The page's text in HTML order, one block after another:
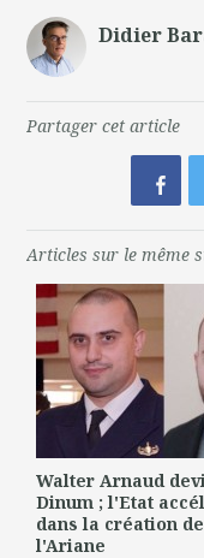
Didier
Partager cet article
Articles sur le même
Walter Arnaud
Dinum ; l'Etat
dans la création de
l'Ariane